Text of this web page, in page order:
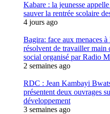
Kabare : la jeunesse
sauver la rentrée scolaire
4 jours ago
Bagira: face aux menaces
résolvent de travailler main
social organisé par Radio
2 semaines ago
RDC : Jean Kambayi
présentent deux ouvrages
développement
3 semaines ago